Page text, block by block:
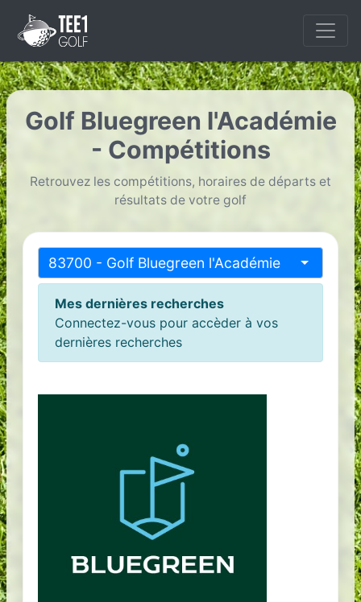
Golf Bluegreen l'Académie
- Compétitions
Retrouvez les compétitions, horaires de départs et
résultats de votre golf
83700 - Golf Bluegreen l'Académie
Mes dernières recherches
Connectez-vous pour accèder à vos
dernières recherches